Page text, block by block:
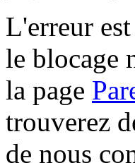
L'erreur
le blocage
la page
trouverez
de nous